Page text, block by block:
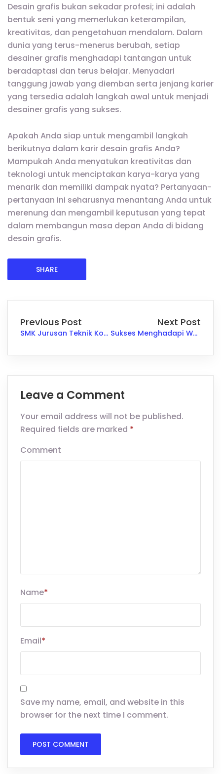
Desain grafis bukan sekadar profesi; ini adalah
bentuk seni yang memerlukan keterampilan,
kreativitas, dan pengetahuan mendalam. Dalam
dunia yang terus-menerus berubah, setiap
desainer grafis menghadapi tantangan untuk
beradaptasi dan terus belajar. Menyadari
tanggung jawab yang diemban serta jenjang karier
yang tersedia adalah langkah awal untuk menjadi
desainer grafis yang sukses.
Apakah Anda siap untuk mengambil langkah
berikutnya dalam karir desain grafis Anda?
Mampukah Anda menyatukan kreativitas dan
teknologi untuk menciptakan karya-karya yang
menarik dan memiliki dampak nyata? Pertanyaan-
pertanyaan ini seharusnya menantang Anda untuk
merenung dan mengambil keputusan yang tepat
dalam membangun masa depan Anda di bidang
desain grafis.
SHARE
Previous Post
SMK Jurusan Teknik Konstruksi Kapal Baja: Langkah Menuju Karier di Industri Maritim
Next Post
Sukses Menghadapi Wawancara Bahasa Inggris dengan Tips Jitu Ini
Leave a Comment
Your email address will not be published.
Required fields are marked *
Comment
Name*
Email*
Save my name, email, and website in this
browser for the next time I comment.